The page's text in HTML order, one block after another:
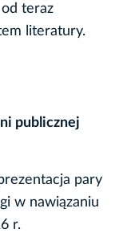
teraz
literatury.
publicznej
pary
w nawiązaniu
r.